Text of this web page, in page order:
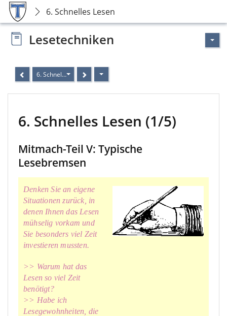
6. Schnelles Lesen
Lesetechniken
6. Schnelles Lesen (1/5)
6. Schnelles Lesen (1/5)
Mitmach-Teil V: Typische
Lesebremsen
Denken Sie an eigene
Situationen zurück, in
denen Ihnen das Lesen
mühselig vorkam und
Sie besonders viel Zeit
investieren mussten.
>> Warum hat das
Lesen so viel Zeit
benötigt?
>> Habe ich
Lesegewohnheiten, die